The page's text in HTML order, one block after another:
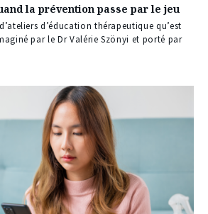
la prévention passe par le jeu
d’éducation thérapeutique qu’est
par le Dr Valérie Szönyi et porté par